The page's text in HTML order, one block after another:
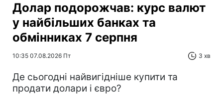
Долар подорожчав: курс валют
у найбільших банках та
обмінниках 7 серпня
10:35 07.08.2026 Пт 3 хв
Де сьогодні найвигідніше купити та
продати долари і євро?